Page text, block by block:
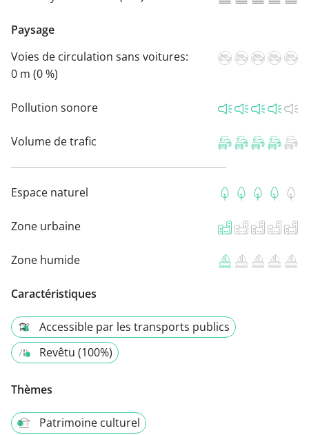
Paysage
Voies de circulation sans voitures:
0 m (0 %)
Pollution sonore
Volume de trafic
Espace naturel
Zone urbaine
Zone humide
Caractéristiques
Accessible par les transports publics
Revêtu (100%)
Thèmes
Patrimoine culturel